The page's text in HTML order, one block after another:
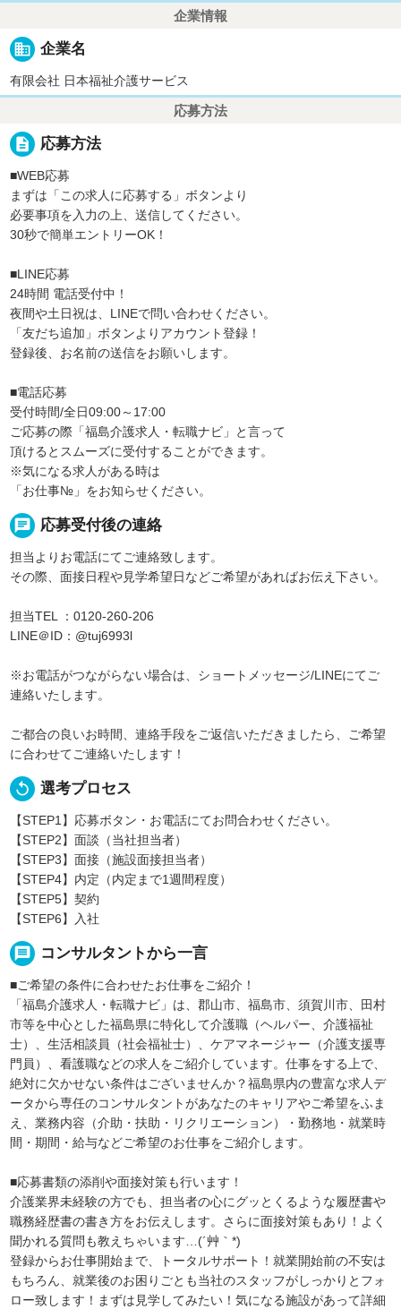
企業情報
business 企業名
有限会社 日本福祉介護サービス
応募方法
description 応募方法
■WEB応募
まずは「この求人に応募する」ボタンより
必要事項を入力の上、送信してください。
30秒で簡単エントリーOK！
■LINE応募
24時間 電話受付中！
夜間や土日祝は、LINEで問い合わせください。
「友だち追加」ボタンよりアカウント登録！
登録後、お名前の送信をお願いします。
■電話応募
受付時間/全日09:00～17:00
ご応募の際「福島介護求人・転職ナビ」と言って
頂けるとスムーズに受付することができます。
※気になる求人がある時は
「お仕事№」をお知らせください。
chat 応募受付後の連絡
担当よりお電話にてご連絡致します。
その際、面接日程や見学希望日などご希望があればお伝え下さい。
担当TEL ：0120-260-206
LINE＠ID：@tuj6993l
※お電話がつながらない場合は、ショートメッセージ/LINEにてご
連絡いたします。
ご都合の良いお時間、連絡手段をご返信いただきましたら、ご希望
に合わせてご連絡いたします！
replay 選考プロセス
【STEP1】応募ボタン・お電話にてお問合わせください。
【STEP2】面談（当社担当者）
【STEP3】面接（施設面接担当者）
【STEP4】内定（内定まで1週間程度）
【STEP5】契約
【STEP6】入社
message コンサルタントから一言
■ご希望の条件に合わせたお仕事をご紹介！
「福島介護求人・転職ナビ」は、郡山市、福島市、須賀川市、田村
市等を中心とした福島県に特化して介護職（ヘルパー、介護福祉
士）、生活相談員（社会福祉士）、ケアマネージャー（介護支援専
門員）、看護職などの求人をご紹介しています。仕事をする上で、
絶対に欠かせない条件はございませんか？福島県内の豊富な求人デ
ータから専任のコンサルタントがあなたのキャリアやご希望をふま
え、業務内容（介助・扶助・リクリエーション）・勤務地・就業時
間・期間・給与などご希望のお仕事をご紹介します。
■応募書類の添削や面接対策も行います！
介護業界未経験の方でも、担当者の心にグッとくるような履歴書や
職務経歴書の書き方をお伝えします。さらに面接対策もあり！よく
聞かれる質問も教えちゃいます…(´艸｀*)
登録からお仕事開始まで、トータルサポート！就業開始前の不安は
もちろん、就業後のお困りごとも当社のスタッフがしっかりとフォ
ロー致します！まずは見学してみたい！気になる施設があって詳細